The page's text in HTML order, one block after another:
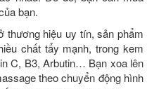
bạn.
thương hiệu uy tín, sản phẩm
chất tẩy mạnh, trong kem
C, B3, Arbutin… Bạn xoa lên
theo chuyển động hình